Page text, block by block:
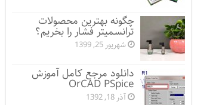
چگونه بهترین محصولات
ترانسمیتر فشار را بخریم؟
شهریور 25, 1399
دانلود مرجع کامل آموزش
OrCAD PSpice
آذر 18, 1392